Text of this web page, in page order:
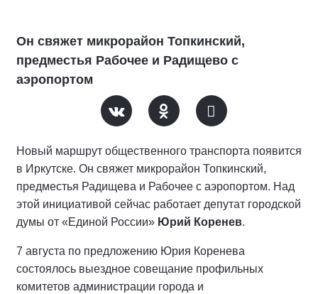
Он свяжет микрорайон Топкинский,
предместья Рабочее и Радищево с
аэропортом
Новый маршрут общественного транспорта появится
в Иркутске. Он свяжет микрорайон Топкинский,
предместья Радищева и Рабочее с аэропортом. Над
этой инициативой сейчас работает депутат городской
думы от «Единой России» Юрий Коренев.
7 августа по предложению Юрия Коренева
состоялось выездное совещание профильных
комитетов администрации города и